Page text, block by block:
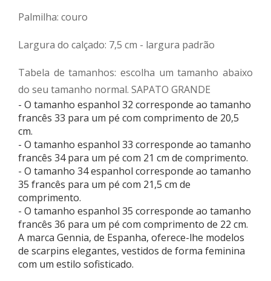
Palmilha: couro
Largura do calçado: 7,5 cm - largura padrão
Tabela de tamanhos: escolha um tamanho abaixo
do seu tamanho normal. SAPATO GRANDE
- O tamanho espanhol 32 corresponde ao tamanho
francês 33 para um pé com comprimento de 20,5
cm.
- O tamanho espanhol 33 corresponde ao tamanho
francês 34 para um pé com 21 cm de comprimento.
- O tamanho 34 espanhol corresponde ao tamanho
35 francês para um pé com 21,5 cm de
comprimento.
- O tamanho espanhol 35 corresponde ao tamanho
francês 36 para um pé com comprimento de 22 cm.
A marca Gennia, de Espanha, oferece-lhe modelos
de scarpins elegantes, vestidos de forma feminina
com um estilo sofisticado.